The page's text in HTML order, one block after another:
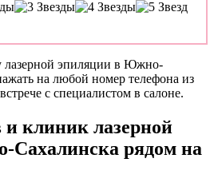
лазерной эпиляции в Южно-
на любой номер телефона из
с специалистом в салоне.
и клиник лазерной
рядом на